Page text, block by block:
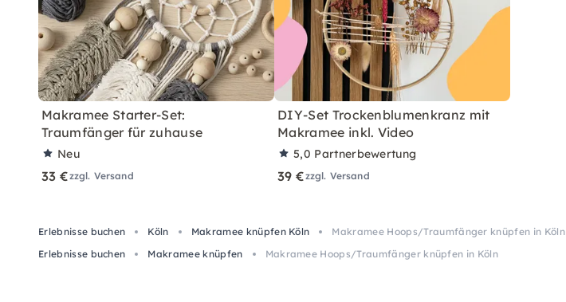
Makramee Starter-Set:
Traumfänger für zuhause
Neu
33 €zzgl. Versand
DIY-Set Trockenblumenkranz mit
Makramee inkl. Video
5,0 Partnerbewertung
39 €zzgl. Versand
Erlebnisse buchen Köln Makramee knüpfen Köln
Makramee Hoops/Traumfänger knüpfen in Köln
Erlebnisse buchen
Makramee knüpfen Makramee Hoops/Traumfänger knüpfen in Köln